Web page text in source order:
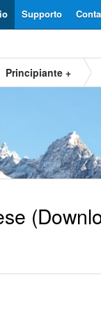
Supporto
Principiante +